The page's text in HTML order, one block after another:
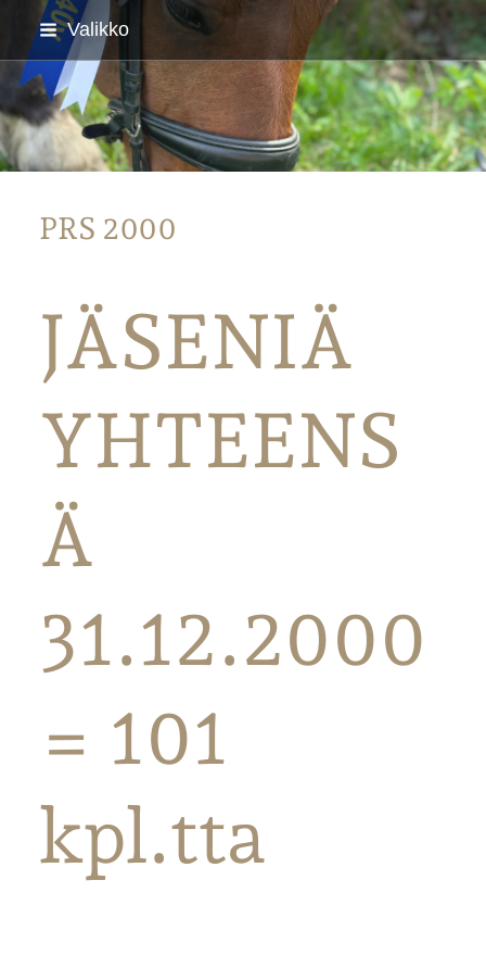
Siirry
sivun
sisältöön
Valikko
Parkanon Ratsastajat
PRS 2000
JÄSENIÄ
YHTEENS
Ä
31.12.2000
= 101
kpl.tta